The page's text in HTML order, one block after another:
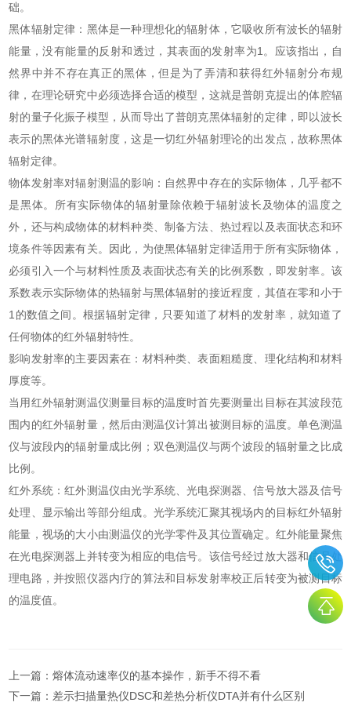
础。
黑体辐射定律：黑体是一种理想化的辐射体，它吸收所有波长的辐射
能量，没有能量的反射和透过，其表面的发射率为1。应该指出，自
然界中并不存在真正的黑体，但是为了弄清和获得红外辐射分布规
律，在理论研究中必须选择合适的模型，这就是普朗克提出的体腔辐
射的量子化振子模型，从而导出了普朗克黑体辐射的定律，即以波长
表示的黑体光谱辐射度，这是一切红外辐射理论的出发点，故称黑体
辐射定律。
物体发射率对辐射测温的影响：自然界中存在的实际物体，几乎都不
是黑体。所有实际物体的辐射量除依赖于辐射波长及物体的温度之
外，还与构成物体的材料种类、制备方法、热过程以及表面状态和环
境条件等因素有关。因此，为使黑体辐射定律适用于所有实际物体，
必须引入一个与材料性质及表面状态有关的比例系数，即发射率。该
系数表示实际物体的热辐射与黑体辐射的接近程度，其值在零和小于
1的数值之间。根据辐射定律，只要知道了材料的发射率，就知道了
任何物体的红外辐射特性。
影响发射率的主要因素在：材料种类、表面粗糙度、理化结构和材料
厚度等。
当用红外辐射测温仪测量目标的温度时首先要测量出目标在其波段范
围内的红外辐射量，然后由测温仪计算出被测目标的温度。单色测温
仪与波段内的辐射量成比例；双色测温仪与两个波段的辐射量之比成
比例。
红外系统：红外测温仪由光学系统、光电探测器、信号放大器及信号
处理、显示输出等部分组成。光学系统汇聚其视场内的目标红外辐射
能量，视场的大小由测温仪的光学零件及其位置确定。红外能量聚焦
在光电探测器上并转变为相应的电信号。该信号经过放大器和信号处
理电路，并按照仪器内疗的算法和目标发射率校正后转变为被测目标
的温度值。
上一篇：熔体流动速率仪的基本操作，新手不得不看
下一篇： 差示扫描量热仪DSC和差热分析仪DTA并有什么区别